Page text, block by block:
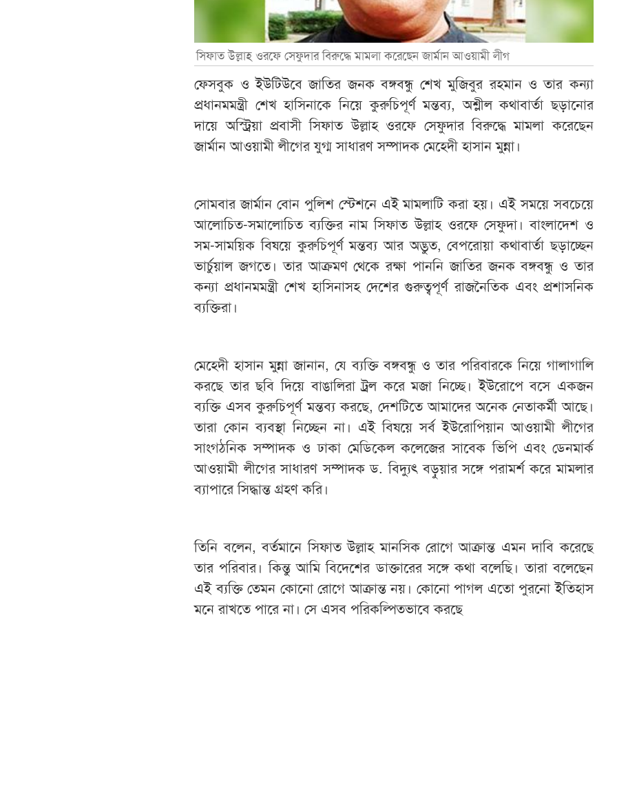
সিফাত উল্লাহ ওরফে সেফুদার বিরুদ্ধে মামলা করেছেন জার্মান আওয়ামী লীগ
ফেসবুক ও ইউটিউবে জাতির জনক বঙ্গবন্ধু শেখ মুজিবুর রহমান ও তার কন্যা
প্রধানমমন্ত্রী শেখ হাসিনাকে নিয়ে কুরুচিপূর্ণ মন্তব্য, অশ্লীল কথাবার্তা ছড়ানোর
দায়ে অস্ট্রিয়া প্রবাসী সিফাত উল্লাহ ওরফে সেফুদার বিরুদ্ধে মামলা করেছেন
জার্মান আওয়ামী লীগের যুগ্ম সাধারণ সম্পাদক মেহেদী হাসান মুন্না।
সোমবার জার্মান বোন পুলিশ স্টেশনে এই মামলাটি করা হয়। এই সময়ে সবচেয়ে
আলোচিত-সমালোচিত ব্যক্তির নাম সিফাত উল্লাহ ওরফে সেফুদা। বাংলাদেশ ও
সম-সাময়িক বিষয়ে কুরুচিপূর্ণ মন্তব্য আর অদ্ভুত, বেপরোয়া কথাবার্তা ছড়াচ্ছেন
ভার্চুয়াল জগতে। তার আক্রমণ থেকে রক্ষা পাননি জাতির জনক বঙ্গবন্ধু ও তার
কন্যা প্রধানমমন্ত্রী শেখ হাসিনাসহ দেশের গুরুত্বপূর্ণ রাজনৈতিক এবং প্রশাসনিক
ব্যক্তিরা।
মেহেদী হাসান মুন্না জানান, যে ব্যক্তি বঙ্গবন্ধু ও তার পরিবারকে নিয়ে গালাগালি
করছে তার ছবি দিয়ে বাঙালিরা ট্রল করে মজা নিচ্ছে। ইউরোপে বসে একজন
ব্যক্তি এসব কুরুচিপূর্ণ মন্তব্য করছে, দেশটিতে আমাদের অনেক নেতাকর্মী আছে।
তারা কোন ব্যবস্থা নিচ্ছেন না। এই বিষয়ে সর্ব ইউরোপিয়ান আওয়ামী লীগের
সাংগঠনিক সম্পাদক ও ঢাকা মেডিকেল কলেজের সাবেক ভিপি এবং ডেনমার্ক
আওয়ামী লীগের সাধারণ সম্পাদক ড. বিদ্যুৎ বড়ুয়ার সঙ্গে পরামর্শ করে মামলার
ব্যাপারে সিদ্ধান্ত গ্রহণ করি।
তিনি বলেন, বর্তমানে সিফাত উল্লাহ মানসিক রোগে আক্রান্ত এমন দাবি করেছে
তার পরিবার। কিন্তু আমি বিদেশের ডাক্তারের সঙ্গে কথা বলেছি। তারা বলেছেন
এই ব্যক্তি তেমন কোনো রোগে আক্রান্ত নয়। কোনো পাগল এতো পুরনো ইতিহাস
মনে রাখতে পারে না। সে এসব পরিকল্পিতভাবে করছে